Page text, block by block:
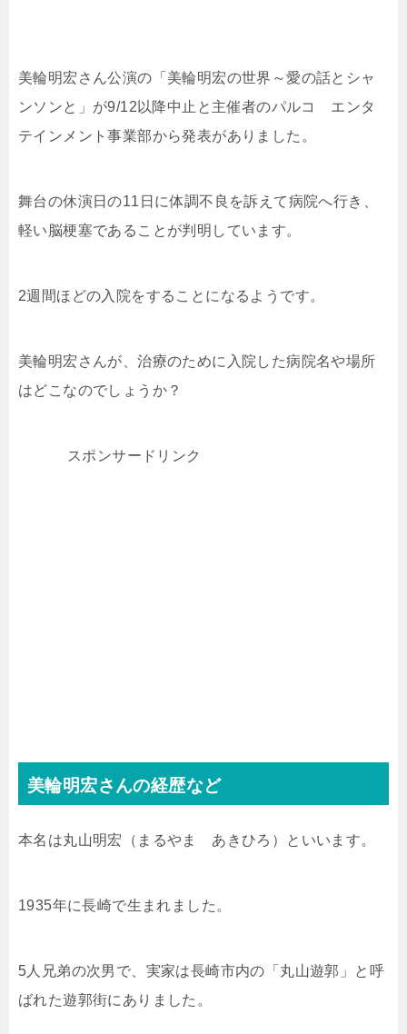
美輪明宏さん公演の「美輪明宏の世界～愛の話とシャ
ンソンと」が9/12以降中止と主催者のパルコ エンタ
テインメント事業部から発表がありました。
舞台の休演日の11日に体調不良を訴えて病院へ行き、
軽い脳梗塞であることが判明しています。
2週間ほどの入院をすることになるようです。
美輪明宏さんが、治療のために入院した病院名や場所
はどこなのでしょうか？
スポンサードリンク
美輪明宏さんの経歴など
本名は丸山明宏（まるやま あきひろ）といいます。
1935年に長崎で生まれました。
5人兄弟の次男で、実家は長崎市内の「丸山遊郭」と呼
ばれた遊郭街にありました。